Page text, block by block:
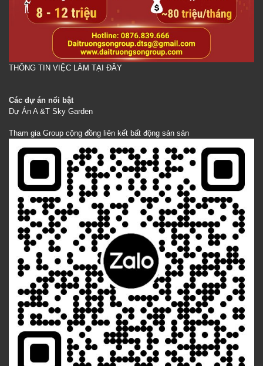
THÔNG TIN VIỆC LÀM TẠI ĐÂY
Các dự án nổi bật
Dự Án A &T Sky Garden
Tham gia Group cộng đồng liên kết bất động sản sản